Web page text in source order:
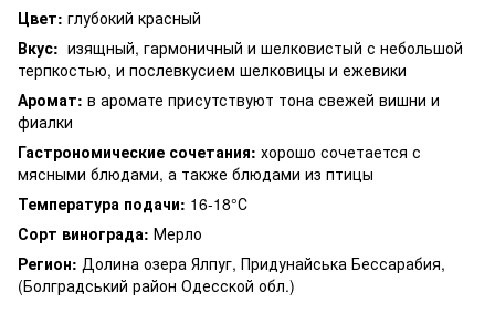
Цвет: глубокий красный
Вкус: изящный, гармоничный и шелковистый с небольшой
терпкостью, и послевкусием шелковицы и ежевики
Аромат: в аромате присутствуют тона свежей вишни и
фиалки
Гастрономические сочетания: хорошо сочетается с
мясными блюдами, а также блюдами из птицы
Температура подачи: 16-18°С
Сорт винограда: Мерло
Регион: Долина озера Ялпуг, Придунайська Бессарабия,
(Болградський район Одесской обл.)